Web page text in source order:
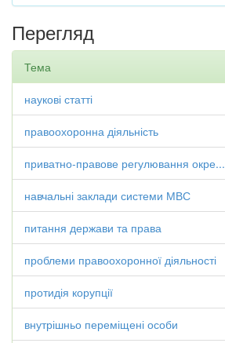
Перегляд
Тема
наукові статті
правоохоронна діяльність
приватно-правове регулювання окре...
навчальні заклади системи МВС
питання держави та права
проблеми правоохоронної діяльності
протидія корупції
внутрішньо переміщені особи